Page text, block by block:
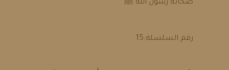
صحابة رسول الله ﷺ
رقم السلسلة:15